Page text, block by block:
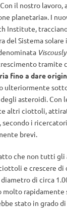
il nostro lavoro,
planetaria». I
Institute,
del Sistema
fino a dare
ulteriormente
asteroidi. Con
altri ciottoli,
i
brevi.
che non tutti
e crescere di
di circa
rapidamente
stato in grado